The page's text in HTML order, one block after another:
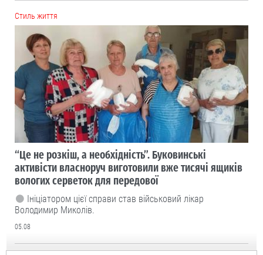
Cтиль життя
“Це не розкіш, а необхідність”. Буковинські
активісти власноруч виготовили вже тисячі ящиків
вологих серветок для передової
Ініціатором цієї справи став військовий лікар
Володимир Миколів.
05.08